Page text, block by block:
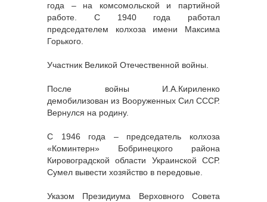
года – на комсомольской и партийной
работе. С 1940 года работал
председателем колхоза имени Максима
Горького.
Участник Великой Отечественной войны.
После войны И.А.Кириленко
демобилизован из Вооруженных Сил СССР.
Вернулся на родину.
С 1946 года – председатель колхоза
«Коминтерн» Бобринецкого района
Кировоградской области Украинской ССР.
Сумел вывести хозяйство в передовые.
Указом Президиума Верховного Совета